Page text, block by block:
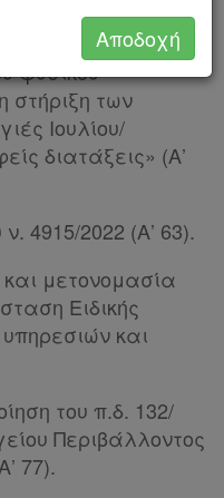
«Έκτακτα μέτρα
και την
φυσικού
στήριξη των
Ιουλίου/
διατάξεις» (Α’
4915/2022 (Α’ 63).
μετονομασία
Ειδικής
και
του π.δ. 132/
Περιβάλλοντος
77).
Αποδοχή